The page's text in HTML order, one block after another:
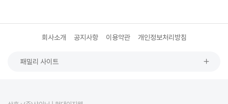
회사소개 공지사항 이용약관 개인정보처리방침
패밀리 사이트